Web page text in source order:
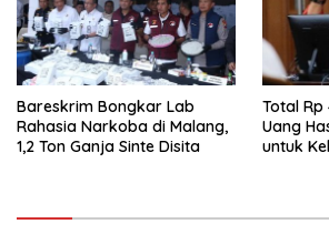
Bareskrim Bongkar Lab
Rahasia Narkoba di Malang,
1,2 Ton Ganja Sinte Disita
Total Rp
Uang
untuk